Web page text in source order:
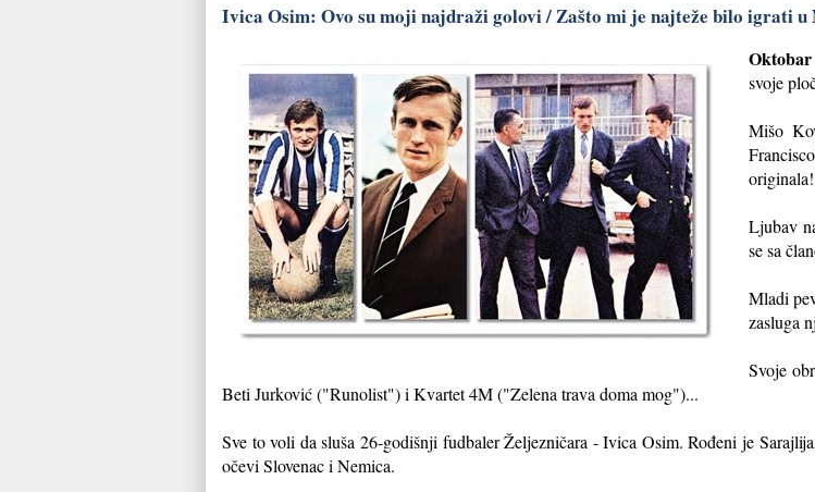
Ivica Osim: Ovo su moji najdraži golovi / Zašto mi je najteže bilo igrati
svoje
Mišo
Ljubav
se sa
Mladi
zasluga
Svoje
Beti Jurković ("Runolist") i Kvartet 4M ("Zelena trava doma mog")...
Sve to voli da sluša 26-godišnji fudbaler Željezničara - Ivica Osim. Rođeni je
očevi Slovenac i Nemica.